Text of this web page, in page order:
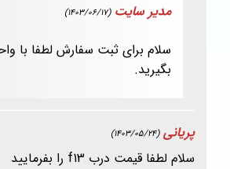
مدیر سایت (1403/06/17)
سلام برای ثبت سفارش لطفا با
بگیرید.
پریانی (1403/05/24)
سلام لطفا قیمت درب f13 را بفرمایید